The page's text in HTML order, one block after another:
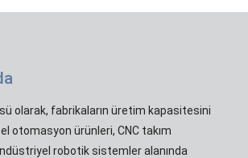
olarak, fabrikaların üretim kapasitesini
otomasyon ürünleri, CNC takım
robotik sistemler alanında